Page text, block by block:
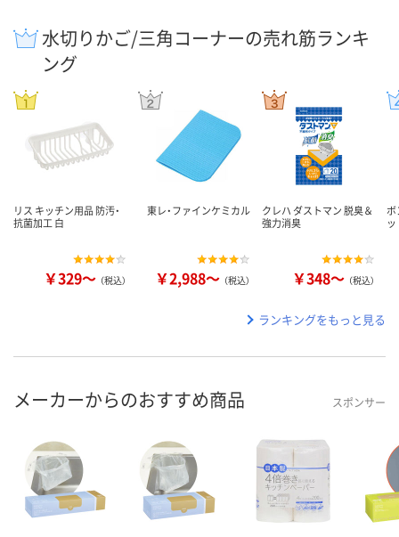
水切りかご/三角コーナーの売れ筋ランキ
ング
リス キッチン用品 防汚・
抗菌加工 白
￥329～ （税込）
東レ・ファインケミカル
￥2,988～ （税込）
クレハ ダストマン 脱臭＆
強力消臭
￥348～ （税込）
ボ
ランキングをもっと見る
メーカーからのおすすめ商品 スポンサー